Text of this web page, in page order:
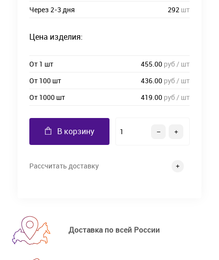
Через 2-3 дня
292 шт
Цена изделия:
От 1 шт 455.00 руб / шт
От 100 шт
436.00 руб / шт
От 1000 шт
419.00 руб / шт
В корзину
Рассчитать доставку
Доставка по всей России